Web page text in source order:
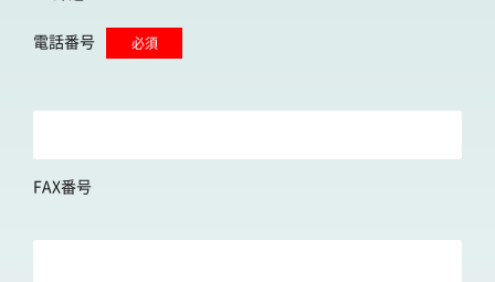
電話番号 必須
FAX番号